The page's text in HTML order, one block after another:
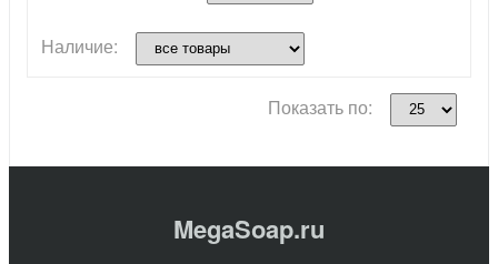
Наличие:
Показать по:
MegaSoap.ru